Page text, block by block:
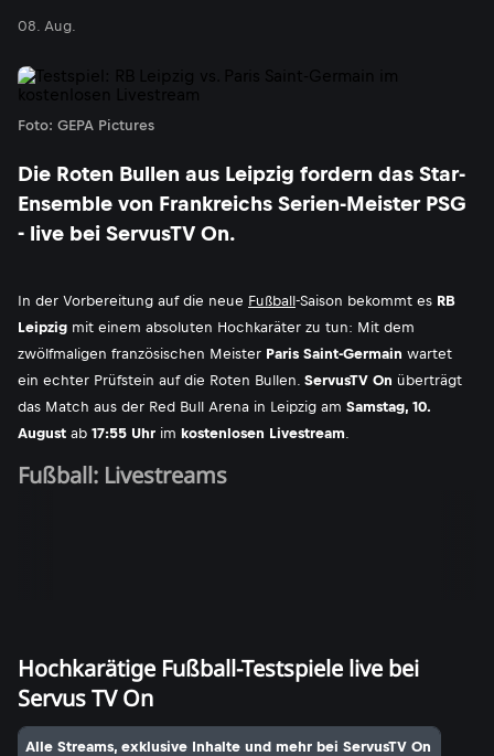
08. Aug.
Foto: GEPA Pictures
Die Roten Bullen aus Leipzig fordern das Star-
Ensemble von Frankreichs Serien-Meister PSG
- live bei ServusTV On.
In der Vorbereitung auf die neue Fußball-Saison bekommt es RB
Leipzig mit einem absoluten Hochkaräter zu tun: Mit dem
zwölfmaligen französischen Meister Paris Saint-Germain wartet
ein echter Prüfstein auf die Roten Bullen. ServusTV On überträgt
das Match aus der Red Bull Arena in Leipzig am Samstag, 10.
August ab 17:55 Uhr im kostenlosen Livestream.
Fußball: Livestreams
Hochkarätige Fußball-Testspiele live bei
Servus TV On
Alle Streams, exklusive Inhalte und mehr bei ServusTV On